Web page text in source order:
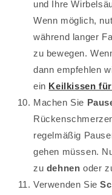
und Ihre
Wenn möglich,
während langer
zu bewegen.
dann empfehlen
ein Keilkissen
Machen Sie
regelmäßig
gehen müssen.
zu dehnenoder
Verwenden Sie